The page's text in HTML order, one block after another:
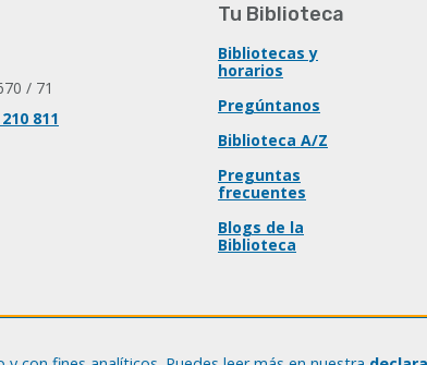
/ 71
811
Tu Biblioteca
Bibliotecas y
horarios
Pregúntanos
Biblioteca A/Z
Preguntas
frecuentes
Blogs de la
Biblioteca